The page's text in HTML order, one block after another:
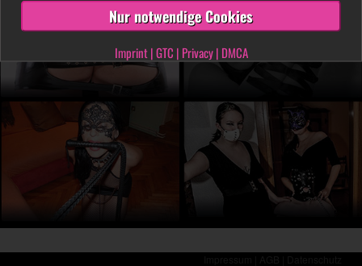
Nur notwendige Cookies
Imprint|GTC | Privacy| DMCA